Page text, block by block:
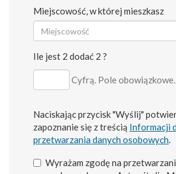
Miejscowość, w której mieszkasz
Ile jest 2 dodać 2 ?
Cyfrą. Pole obowiązkowe.
Naciskając przycisk "Wyślij"
zapoznanie się z treścią Informacji
przetwarzania danych osobowych.
Wyrażam zgodę na